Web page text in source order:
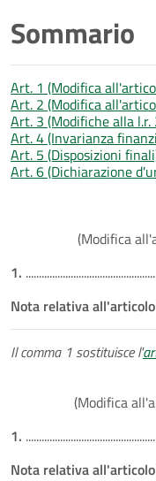
Sommario
Art. 1 (Modifica
Art. 2 (Modifica
Art. 3 (Modifiche alla
Art. 4 (Invarianza
Art. 5 (Disposizioni
Art. 6 (Dichiarazione
(Modifica
1.
Nota relativa
Il comma 1 sostituisce l'
(Modifica
1.
Nota relativa